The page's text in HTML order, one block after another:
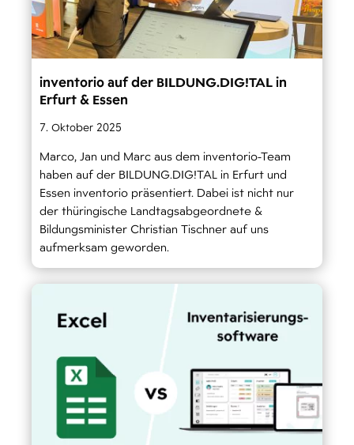
inventorio auf der BILDUNG.DIG!TAL in
Erfurt & Essen
7. Oktober 2025
Marco, Jan und Marc aus dem inventorio-Team
haben auf der BILDUNG.DIG!TAL in Erfurt und
Essen inventorio präsentiert. Dabei ist nicht nur
der thüringische Landtagsabgeordnete &
Bildungsminister Christian Tischner auf uns
aufmerksam geworden.